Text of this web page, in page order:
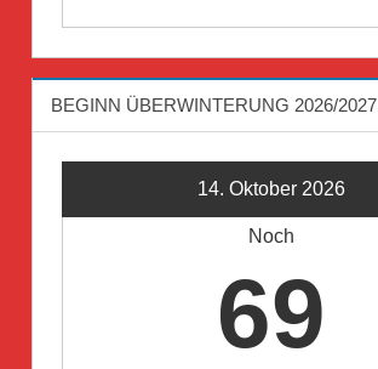
BEGINN ÜBERWINTERUNG 2026/2027
14. Oktober 2026
Noch
69